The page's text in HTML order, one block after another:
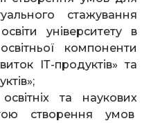
стажування
університету в
компоненти
ІТ-продуктів» та
та наукових
створення умов